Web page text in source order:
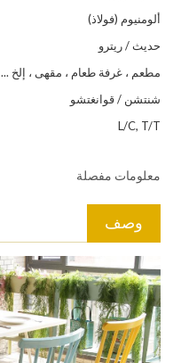
ألومنيوم (فولاذ)
حديث / ريترو
مطعم ، غرفة طعام ، مقهى ، إلخ ...
شنتشن / قوانغتشو
L/C, T/T
معلومات مفصلة
وصف